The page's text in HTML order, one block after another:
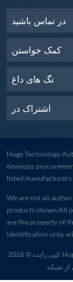
در تماس باشید
کمک خواستن
تگ های داغ
اشتراک در
Huge Technology
develops
listed
We are not an
products shown.All
are the property of
identification only,
کپی رایت © 2026 Huge Technology Automation Co.,Ltd تمامی حقوق